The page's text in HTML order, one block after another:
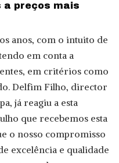
preços mais
anos, com o intuito de
em conta a
em critérios como
Delfim Filho, director
já reagiu a esta
que recebemos esta
o nosso compromisso
excelência e qualidade